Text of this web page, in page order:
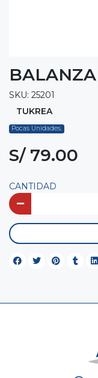
SKU: 25201
TUKREA
Pocas Unidades.
S/ 79.00
CANTIDAD